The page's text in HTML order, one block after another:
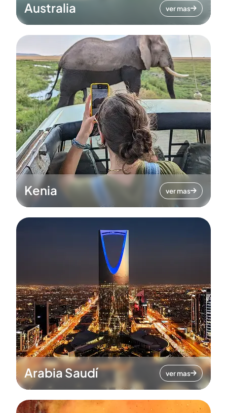
Australia ver mas
Kenia ver mas
Arabia Saudí ver mas